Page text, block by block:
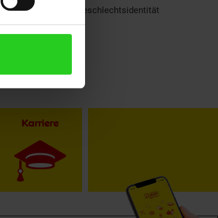
Menschen jeder Geschlechtsidentität
Karriere